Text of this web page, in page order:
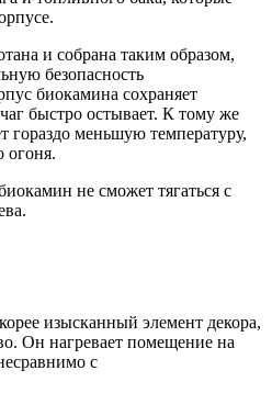
и собрана таким образом,
безопасность
биокамина сохраняет
быстро остывает. К тому же
гораздо меньшую температуру,
огоня.
не сможет тягаться с
изысканный элемент декора,
Он нагревает помещение на
с